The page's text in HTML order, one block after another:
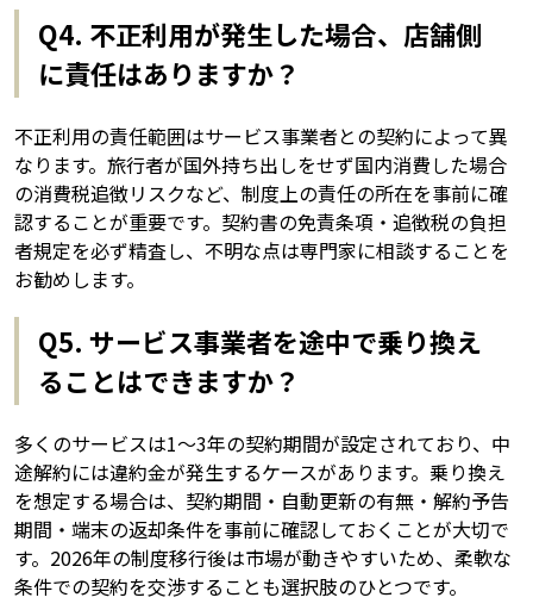
Q4. 不正利用が発生した場合、店舗側
に責任はありますか？
不正利用の責任範囲はサービス事業者との契約によって異
なります。旅行者が国外持ち出しをせず国内消費した場合
の消費税追徴リスクなど、制度上の責任の所在を事前に確
認することが重要です。契約書の免責条項・追徴税の負担
者規定を必ず精査し、不明な点は専門家に相談することを
お勧めします。
Q5. サービス事業者を途中で乗り換え
ることはできますか？
多くのサービスは1〜3年の契約期間が設定されており、中
途解約には違約金が発生するケースがあります。乗り換え
を想定する場合は、契約期間・自動更新の有無・解約予告
期間・端末の返却条件を事前に確認しておくことが大切で
す。2026年の制度移行後は市場が動きやすいため、柔軟な
条件での契約を交渉することも選択肢のひとつです。